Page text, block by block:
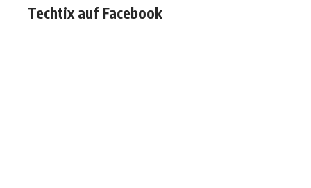
Techtix auf Facebook